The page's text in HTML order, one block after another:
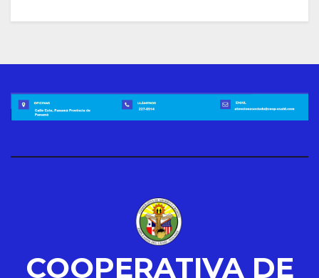
COOPERATIVA DE